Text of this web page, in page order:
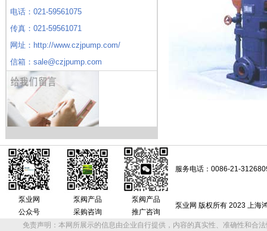
电话：021-59561075
传真：021-59561071
网址：http://www.czjpump.com/
信箱：sale@czjpump.com
服务电话：0086-21-
泵业网
公众号
泵阀产品
采购咨询
泵阀产品
推广咨询
泵业网 版权所有 2023 上海
免责声明：本网所展示的信息由企业自行提供，内容的真实性、准确性和合